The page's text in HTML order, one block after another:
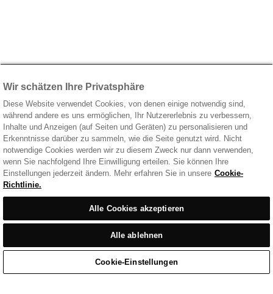
Freizeitbekleidung
Home Cart Enquiry Waitlist
Wir schätzen Ihre Privatsphäre
Diese Website verwendet Cookies, von denen einige notwendig sind,
während andere es uns ermöglichen, Ihr Nutzererlebnis zu verbessern,
Inhalte und Anzeigen (auf Seiten und Geräten) zu personalisieren und
Erkenntnisse darüber zu sammeln, wie die Seite genutzt wird. Nicht
notwendige Cookies werden wir zu diesem Zweck nur dann verwenden,
wenn Sie nachfolgend Ihre Einwilligung erteilen. Sie können Ihre
Einstellungen jederzeit ändern. Mehr erfahren Sie in unsere Cookie-
Richtlinie.
Alle Cookies akzeptieren
Alle ablehnen
Cookie-Einstellungen